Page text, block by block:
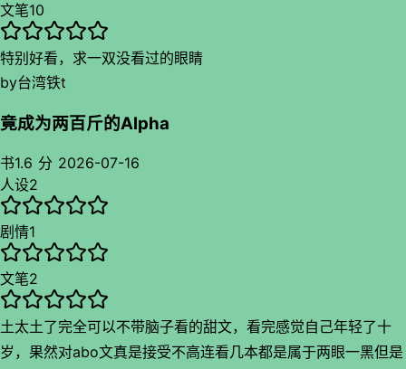
文笔10
特别好看，求一双没看过的眼睛
by台湾铁t
竟成为两百斤的Alpha
书1.6 分 2026-07-16
人设2
剧情1
文笔2
土太土了完全可以不带脑子看的甜文，看完感觉自己年轻了十
岁，果然对abo文真是接受不高连看几本都是属于两眼一黑但是